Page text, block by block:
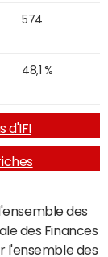
574
48,1 %
d'IFI
des
des Finances
l'ensemble des